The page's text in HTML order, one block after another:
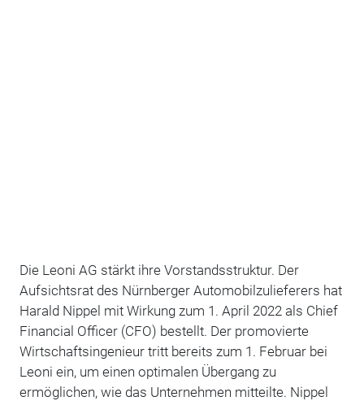
Die Leoni AG stärkt ihre Vorstandsstruktur. Der
Aufsichtsrat des Nürnberger Automobilzulieferers hat
Harald Nippel mit Wirkung zum 1. April 2022 als Chief
Financial Officer (CFO) bestellt. Der promovierte
Wirtschaftsingenieur tritt bereits zum 1. Februar bei
Leoni ein, um einen optimalen Übergang zu
ermöglichen, wie das Unternehmen mitteilte. Nippel